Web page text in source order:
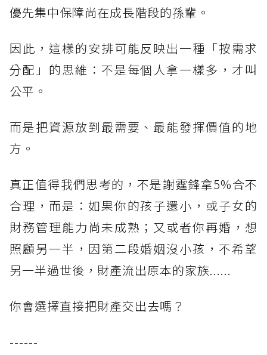
優先集中保障尚在成長階段的孫輩。
因此，這樣的安排可能反映出一種「按需求
分配」的思維：不是每個人拿一樣多，才叫
公平。
而是把資源放到最需要、最能發揮價值的地
方。
真正值得我們思考的，不是謝霆鋒拿5%合不
合理，而是：如果你的孩子還小，或子女的
財務管理能力尚未成熟；又或者你再婚，想
照顧另一半，因第二段婚姻沒小孩，不希望
另一半過世後，財產流出原本的家族......
你會選擇直接把財產交出去嗎？
------